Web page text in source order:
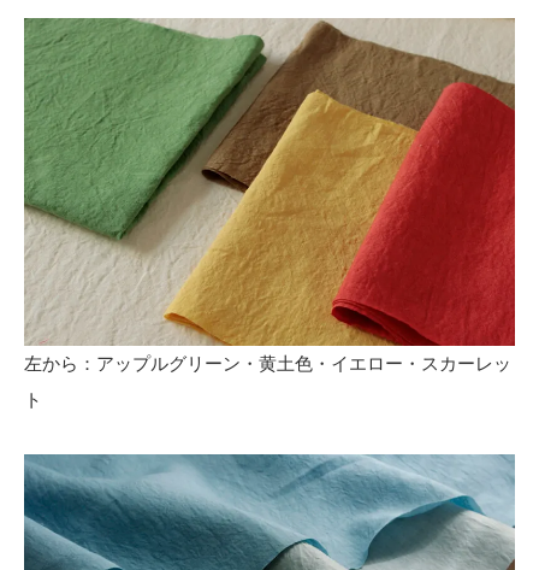
左から：アップルグリーン・黄土色・イエロー・スカーレッ
ト